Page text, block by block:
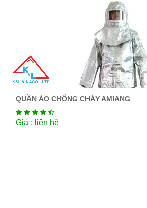
Chi tiết
QUẦN ÁO CHỐNG CHÁY AMIANG
Giá : liên hệ